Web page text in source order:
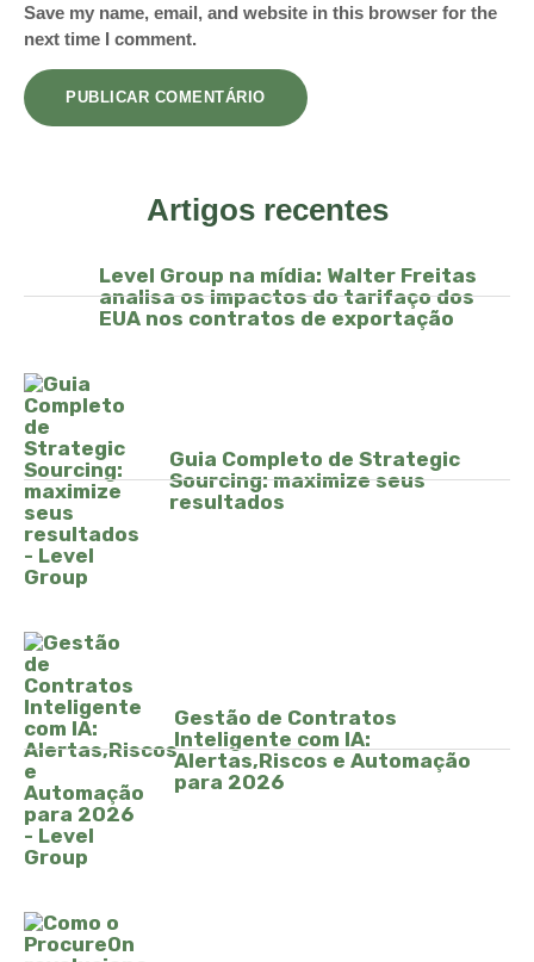
Save my name, email, and website in this browser for the
next time I comment.
Artigos recentes
Level Group na mídia: Walter Freitas
analisa os impactos do tarifaço dos
EUA nos contratos de exportação
Guia Completo de Strategic
Sourcing: maximize seus
resultados
Gestão de Contratos
Inteligente com IA:
Alertas,Riscos e Automação
para 2026